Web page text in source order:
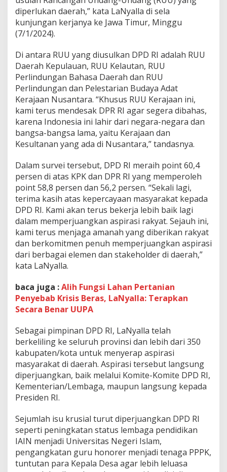
diperlukan daerah,” kata LaNyalla di sela
kunjungan kerjanya ke Jawa Timur, Minggu
(7/1/2024).
Di antara RUU yang diusulkan DPD RI adalah RUU
Daerah Kepulauan, RUU Kelautan, RUU
Perlindungan Bahasa Daerah dan RUU
Perlindungan dan Pelestarian Budaya Adat
Kerajaan Nusantara. “Khusus RUU Kerajaan ini,
kami terus mendesak DPR RI agar segera dibahas,
karena Indonesia ini lahir dari negara-negara dan
bangsa-bangsa lama, yaitu Kerajaan dan
Kesultanan yang ada di Nusantara,” tandasnya.
Dalam survei tersebut, DPD RI meraih point 60,4
persen di atas KPK dan DPR RI yang memperoleh
point 58,8 persen dan 56,2 persen. “Sekali lagi,
terima kasih atas kepercayaan masyarakat kepada
DPD RI. Kami akan terus bekerja lebih baik lagi
dalam memperjuangkan aspirasi rakyat. Sejauh ini,
kami terus menjaga amanah yang diberikan rakyat
dan berkomitmen penuh memperjuangkan aspirasi
dari berbagai elemen dan stakeholder di daerah,”
kata LaNyalla.
baca juga :Alih Fungsi Lahan Pertanian
Penyebab Krisis Beras, LaNyalla: Terapkan
Secara Benar UUPA
Sebagai pimpinan DPD RI, LaNyalla telah
berkeliling ke seluruh provinsi dan lebih dari 350
kabupaten/kota untuk menyerap aspirasi
masyarakat di daerah. Aspirasi tersebut langsung
diperjuangkan, baik melalui Komite-Komite DPD RI,
Kementerian/Lembaga, maupun langsung kepada
Presiden RI.
Sejumlah isu krusial turut diperjuangkan DPD RI
seperti peningkatan status lembaga pendidikan
IAIN menjadi Universitas Negeri Islam,
pengangkatan guru honorer menjadi tenaga PPPK,
tuntutan para Kepala Desa agar lebih leluasa